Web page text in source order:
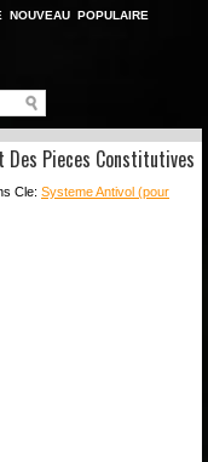
NOUVEAU POPULAIRE
Des Pieces Constitutives
Cle: Systeme Antivol (pour